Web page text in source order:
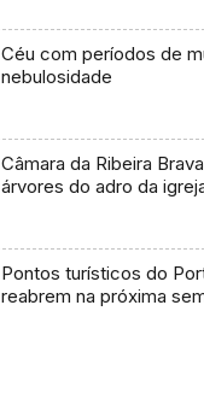
Céu com períodos de
nebulosidade
Câmara da Ribeira
árvores do adro da
Pontos turísticos do
reabrem na próxima